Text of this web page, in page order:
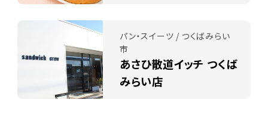
パン・スイーツ / つくばみらい
市
あさひ散道イッチ つくば
みらい店